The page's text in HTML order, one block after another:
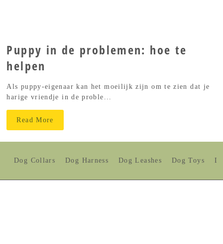
Puppy in de problemen: hoe te
helpen
Als puppy-eigenaar kan het moeilijk zijn om te zien dat je
harige vriendje in de proble...
Read More
Dog Collars Dog Harness Dog Leashes Dog Toys